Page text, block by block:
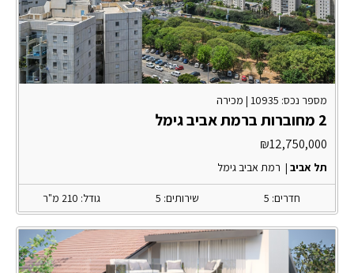
מספר נכס: 10935 | מכירה
2 מחוברות ברמת אביב גימל
₪12,750,000
תל אביב | רמת אביב גימל
חדרים: 5 שירותים: 5 גודל: 210 מ"ר